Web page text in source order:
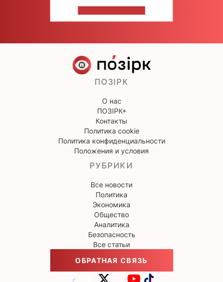
ПОЗІРК
О нас
ПОЗІРК+
Контакты
Политика cookie
Политика конфиденциальности
Положения и условия
РУБРИКИ
Все новости
Политика
Экономика
Общество
Аналитика
Безопасность
Все статьи
ОБРАТНАЯ СВЯЗЬ